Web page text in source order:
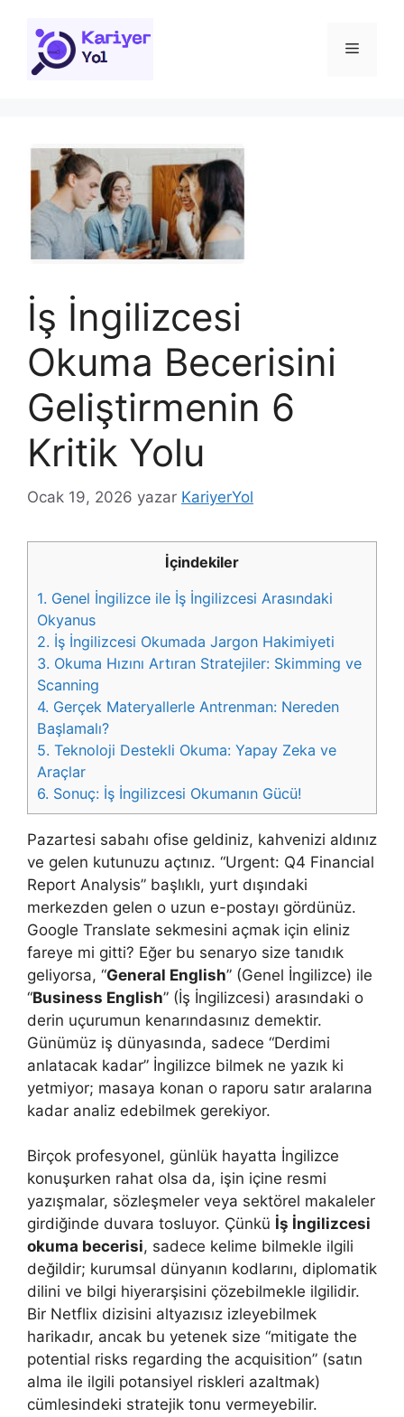
Menü
İş İngilizcesi
Okuma Becerisini
Geliştirmenin 6
Kritik Yolu
Ocak 19, 2026 yazar KariyerYol
İçindekiler
1. Genel İngilizce ile İş İngilizcesi Arasındaki
Okyanus
2. İş İngilizcesi Okumada Jargon Hakimiyeti
3. Okuma Hızını Artıran Stratejiler: Skimming ve
Scanning
4. Gerçek Materyallerle Antrenman: Nereden
Başlamalı?
5. Teknoloji Destekli Okuma: Yapay Zeka ve
Araçlar
6. Sonuç: İş İngilizcesi Okumanın Gücü!
Pazartesi sabahı ofise geldiniz, kahvenizi aldınız
ve gelen kutunuzu açtınız. “Urgent: Q4 Financial
Report Analysis” başlıklı, yurt dışındaki
merkezden gelen o uzun e-postayı gördünüz.
Google Translate sekmesini açmak için eliniz
fareye mi gitti? Eğer bu senaryo size tanıdık
geliyorsa, “General English” (Genel İngilizce) ile
“Business English” (İş İngilizcesi) arasındaki o
derin uçurumun kenarındasınız demektir.
Günümüz iş dünyasında, sadece “Derdimi
anlatacak kadar” İngilizce bilmek ne yazık ki
yetmiyor; masaya konan o raporu satır aralarına
kadar analiz edebilmek gerekiyor.
Birçok profesyonel, günlük hayatta İngilizce
konuşurken rahat olsa da, işin içine resmi
yazışmalar, sözleşmeler veya sektörel makaleler
girdiğinde duvara tosluyor. Çünkü İş İngilizcesi
okuma becerisi, sadece kelime bilmekle ilgili
değildir; kurumsal dünyanın kodlarını, diplomatik
dilini ve bilgi hiyerarşisini çözebilmekle ilgilidir.
Bir Netflix dizisini altyazısız izleyebilmek
harikadır, ancak bu yetenek size “mitigate the
potential risks regarding the acquisition” (satın
alma ile ilgili potansiyel riskleri azaltmak)
cümlesindeki stratejik tonu vermeyebilir.